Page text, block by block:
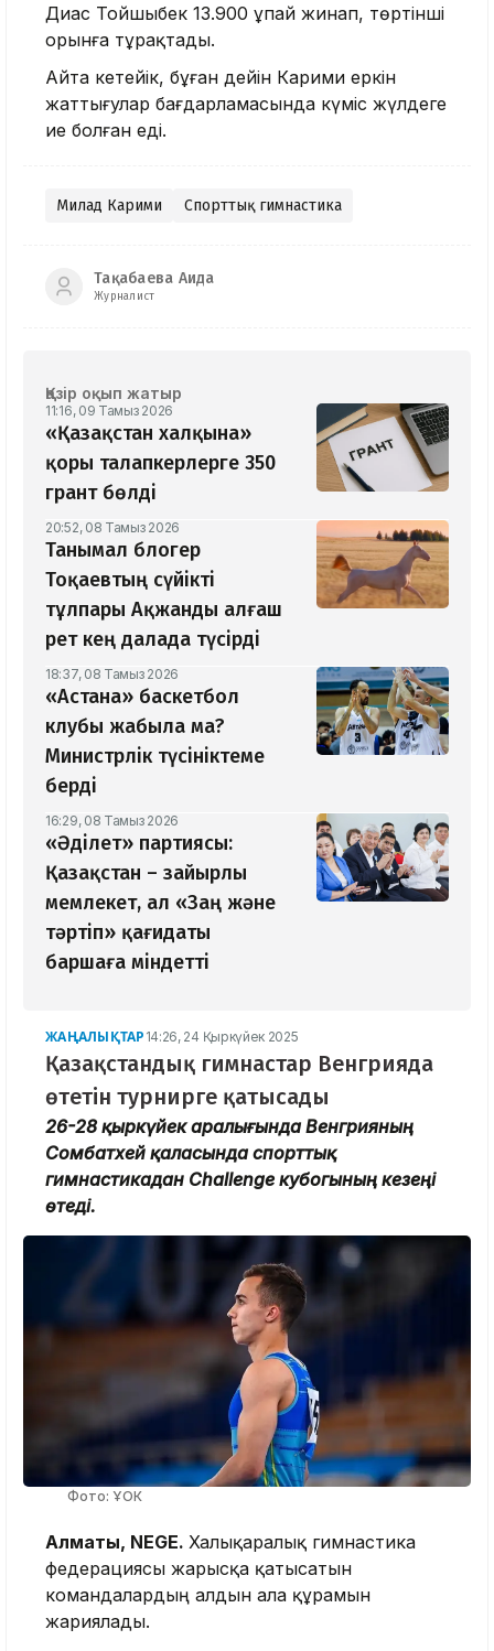
Диас Тойшыбек 13.900 ұпай жинап, төртінші
орынға тұрақтады.
Айта кетейік, бұған дейін Карими еркін
жаттығулар бағдарламасында күміс жүлдеге
ие болған еді.
Милад Карими Спорттық гимнастика
Тақабаева Аида
Журналист
Қазір оқып жатыр
11:16, 09 Тамыз 2026
«Қазақстан халқына»
қоры талапкерлерге 350
грант бөлді
20:52, 08 Тамыз 2026
Танымал блогер
Тоқаевтың сүйікті
тұлпары Ақжанды алғаш
рет кең далада түсірді
18:37, 08 Тамыз 2026
«Астана» баскетбол
клубы жабыла ма?
Министрлік түсініктеме
берді
16:29, 08 Тамыз 2026
«Әділет» партиясы:
Қазақстан – зайырлы
мемлекет, ал «Заң және
тәртіп» қағидаты
баршаға міндетті
ЖАҢАЛЫҚТАР 14:26, 24 Қыркүйек 2025
Қазақстандық гимнастар Венгрияда
өтетін турнирге қатысады
26-28 қыркүйек аралығында Венгрияның
Сомбатхей қаласында спорттық
гимнастикадан Challenge кубогының кезеңі
өтеді.
Фото: ҰОК
Алматы, NEGE. Халықаралық гимнастика
федерациясы жарысқа қатысатын
командалардың алдын ала құрамын
жариялады.